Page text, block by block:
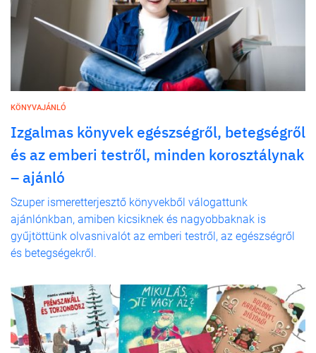
KÖNYVAJÁNLÓ
Izgalmas könyvek egészségről, betegségről
és az emberi testről, minden korosztálynak
– ajánló
Szuper ismeretterjesztő könyvekből válogattunk
ajánlónkban, amiben kicsiknek és nagyobbaknak is
gyűjtöttünk olvasnivalót az emberi testről, az egészségről
és betegségekről.